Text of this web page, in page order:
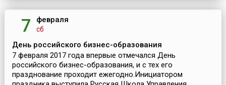
7 февраля
сб
День российского бизнес-образования
7 февраля 2017 года впервые отмечался День
российского бизнес-образования, и с тех его
празднование проходит ежегодно.Инициатором